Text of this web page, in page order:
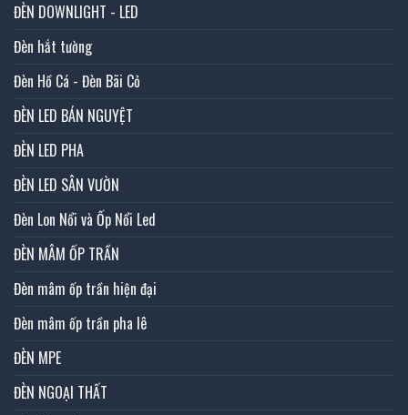
ĐÈN DOWNLIGHT - LED
Đèn hắt tường
Đèn Hồ Cá - Đèn Bãi Cỏ
ĐÈN LED BÁN NGUYỆT
ĐÈN LED PHA
ĐÈN LED SÂN VƯỜN
Đèn Lon Nổi và Ốp Nổi Led
ĐÈN MÂM ỐP TRẦN
Đèn mâm ốp trần hiện đại
Đèn mâm ốp trần pha lê
ĐÈN MPE
ĐÈN NGOẠI THẤT